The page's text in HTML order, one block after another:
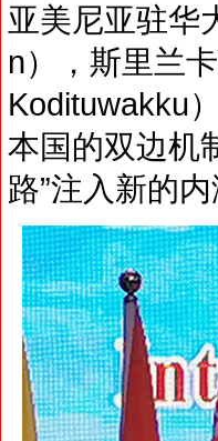
亚美尼亚驻华
n），斯里兰
Kodituwakku
本国的双边机
路”注入新的内